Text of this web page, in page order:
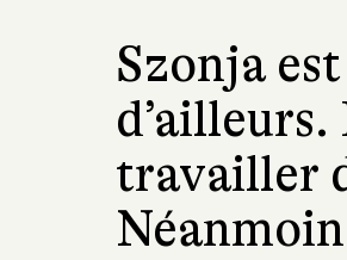
Szonja
travailler